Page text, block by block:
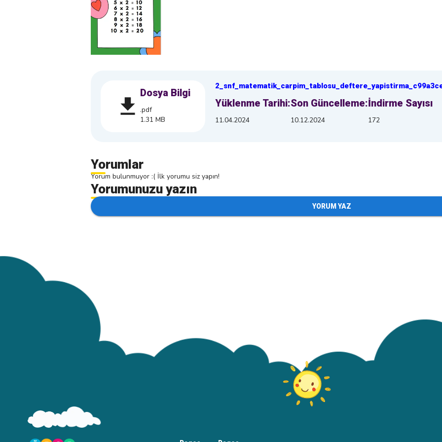
Dosya Bilgi
.pdf
1.31 MB
Yüklenme Tarihi:
11.04.2024
Son Güncelleme:
10.12.2024
İndirme Sayısı
172
Yorumlar
Yorum bulunmuyor :( İlk yorumu siz yapın!
Yorumunuzu yazın
YORUM YAZ